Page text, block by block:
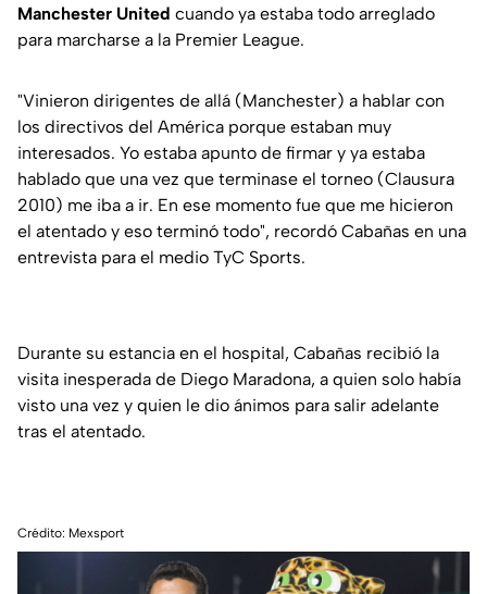
Manchester United cuando ya estaba todo arreglado
para marcharse a la Premier League.
"Vinieron dirigentes de allá (Manchester) a hablar con
los directivos del América porque estaban muy
interesados. Yo estaba apunto de firmar y ya estaba
hablado que una vez que terminase el torneo (Clausura
2010) me iba a ir. En ese momento fue que me hicieron
el atentado y eso terminó todo", recordó Cabañas en una
entrevista para el medio TyC Sports.
Durante su estancia en el hospital, Cabañas recibió la
visita inesperada de Diego Maradona, a quien solo había
visto una vez y quien le dio ánimos para salir adelante
tras el atentado.
Crédito: Mexsport